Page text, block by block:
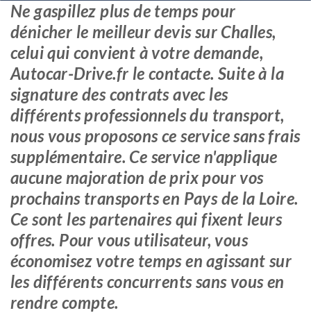
Ne gaspillez plus de temps pour
dénicher le meilleur devis sur Challes,
celui qui convient à votre demande,
Autocar-Drive.fr le contacte. Suite à la
signature des contrats avec les
différents professionnels du transport,
nous vous proposons ce service sans frais
supplémentaire. Ce service n'applique
aucune majoration de prix pour vos
prochains transports en Pays de la Loire.
Ce sont les partenaires qui fixent leurs
offres. Pour vous utilisateur, vous
économisez votre temps en agissant sur
les différents concurrents sans vous en
rendre compte.